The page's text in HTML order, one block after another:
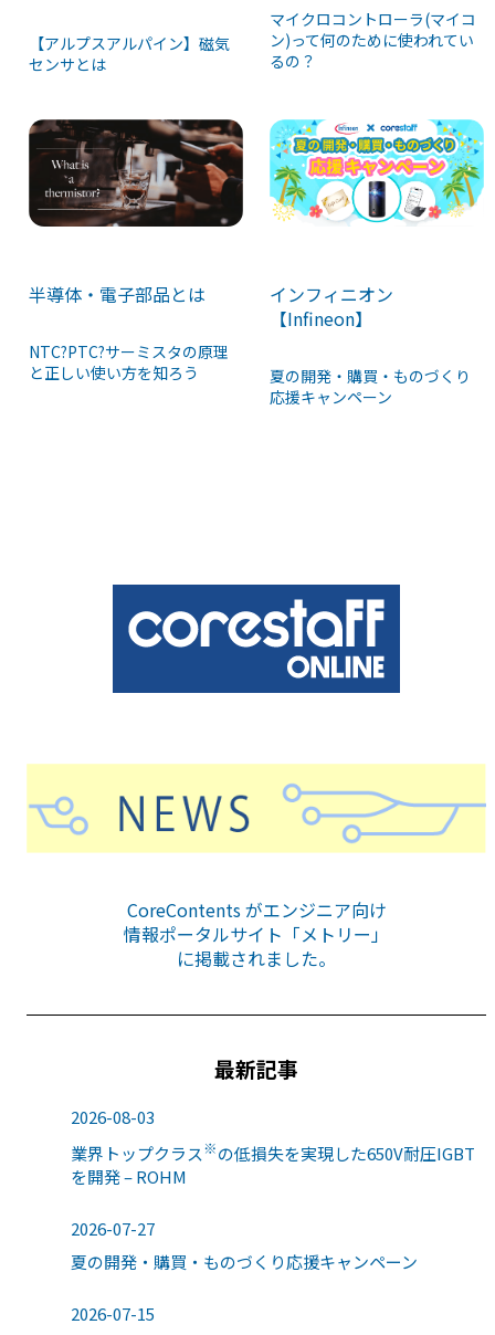
【アルプスアルパイン】磁気
センサとは
マイクロコントローラ(マイコ
ン)って何のために使われてい
るの？
半導体・電子部品とは
NTC?PTC?サーミスタの原理
と正しい使い方を知ろう
インフィニオン
【Infineon】
夏の開発・購買・ものづくり
応援キャンペーン
CoreContents がエンジニア向け
情報ポータルサイト「メトリー」
に掲載されました。
最新記事
2026-08-03
業界トップクラス※の低損失を実現した650V耐圧IGBT
を開発 – ROHM
2026-07-27
夏の開発・購買・ものづくり応援キャンペーン
2026-07-15